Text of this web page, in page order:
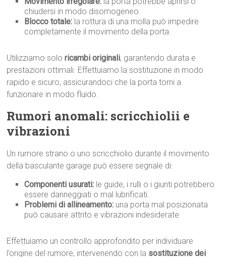
chiudersi in modo disomogeneo.
Blocco totale: la rottura di una molla può impedire
completamente il movimento della porta.
Utilizziamo soloricambi originali, garantendo durata e
prestazioni ottimali. Effettuiamo la sostituzione in modo
rapido e sicuro, assicurandoci che la porta torni a
funzionare in modo fluido.
Rumori anomali: scricchiolii e
vibrazioni
Un rumore strano o uno scricchiolio durante il movimento
della basculante garage può essere segnale di:
Componenti usurati: le guide, i rulli o i giunti potrebbero
essere danneggiati o mal lubrificati.
Problemi di allineamento: una porta mal posizionata
può causare attrito e vibrazioni indesiderate.
Effettuiamo un controllo approfondito per individuare
l’origine del rumore, intervenendo con la sostituzione dei